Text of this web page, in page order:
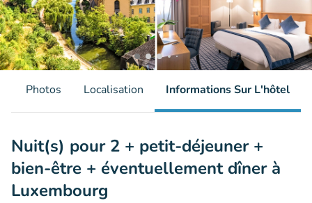
Photos Localisation Informations Sur L'hôtel
Nuit(s) pour 2 + petit-déjeuner +
bien-être + éventuellement dîner à
Luxembourg